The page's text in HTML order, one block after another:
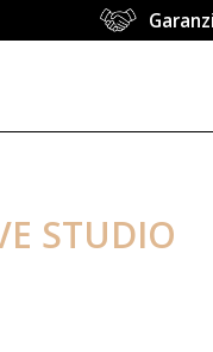
STUDIO